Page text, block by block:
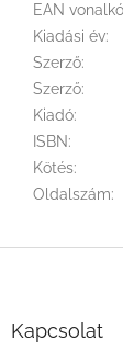
EAN
Kiadási év:
Szerző:
Szerző:
Kiadó:
ISBN:
Kötés:
Oldalszám:
Kapcsolat